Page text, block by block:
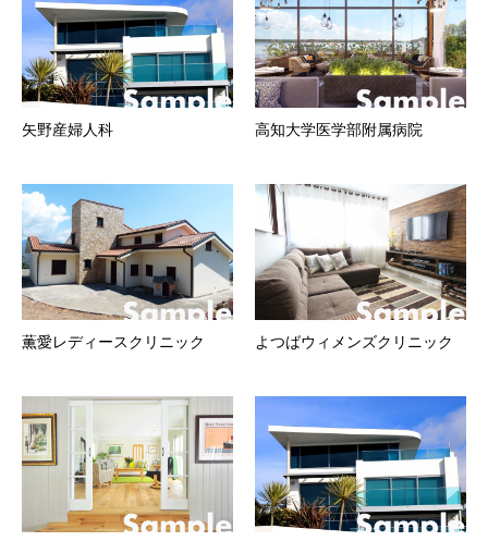
矢野産婦人科 高知大学医学部附属病院
薫愛レディースクリニック よつばウィメンズクリニック